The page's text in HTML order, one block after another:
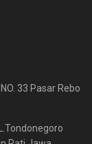
33 Pasar Rebo